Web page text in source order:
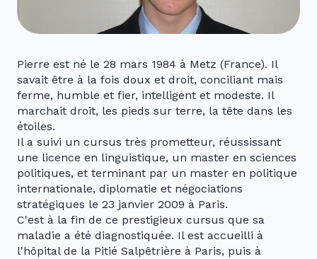
Pierre est né le 28 mars 1984 à Metz (France). Il
savait être à la fois doux et droit, conciliant mais
ferme, humble et fier, intelligent et modeste. Il
marchait droit, les pieds sur terre, la tête dans les
étoiles.
Il a suivi un cursus très prometteur, réussissant
une licence en linguistique, un master en sciences
politiques, et terminant par un master en politique
internationale, diplomatie et négociations
stratégiques le 23 janvier 2009 à Paris.
C'est à la fin de ce prestigieux cursus que sa
maladie a été diagnostiquée. Il est accueilli à
l'hôpital de la Pitié Salpêtrière à Paris, puis à